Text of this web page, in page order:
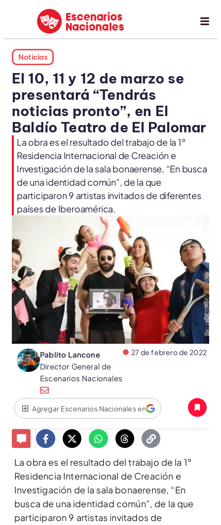
Noticias
El 10, 11 y 12 de marzo se
presentará “Tendrás
noticias pronto”, en El
Baldío Teatro de El Palomar
La obra es el resultado del trabajo de la 1°
Residencia Internacional de Creación e
Investigación de la sala bonaerense, “En busca
de una identidad común”, de la que
participaron 9 artistas invitados de diferentes
países de Iberoamérica.
Pablito Lancone
Director General de
Escenarios Nacionales
27 de febrero de 2022
Agregar Escenarios Nacionales en
La obra es el resultado del trabajo de la 1°
Residencia Internacional de Creación e
Investigación de la sala bonaerense, “En
busca de una identidad común”, de la que
participaron 9 artistas invitados de